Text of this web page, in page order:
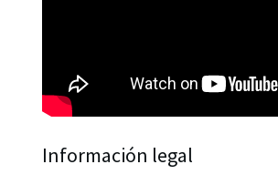
Información legal